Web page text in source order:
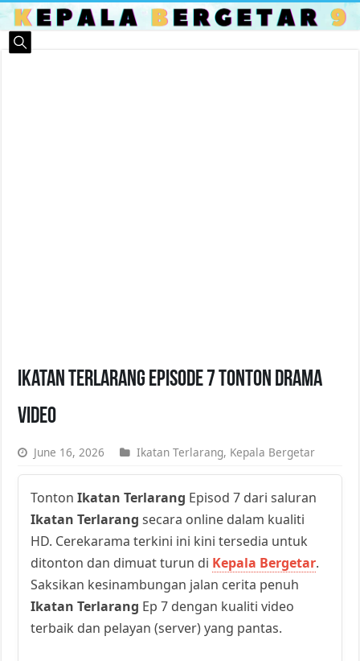
Ikatan Terlarang Episode 7 Tonton Drama
Video
June 16, 2026 Ikatan Terlarang, Kepala Bergetar
TontonIkatan Terlarang Episod 7 dari saluran
Ikatan Terlarang secara online dalam kualiti
HD. Cerekarama terkini ini kini tersedia untuk
ditonton dan dimuat turun di Kepala Bergetar.
Saksikan kesinambungan jalan cerita penuh
Ikatan Terlarang Ep 7 dengan kualiti video
terbaik dan pelayan (server) yang pantas.